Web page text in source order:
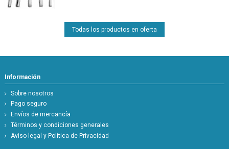
Todas los productos en oferta
Información
Sobre nosotros
Pago seguro
Envíos de mercancía
Términos y condiciones generales
Aviso legal y Política de Privacidad